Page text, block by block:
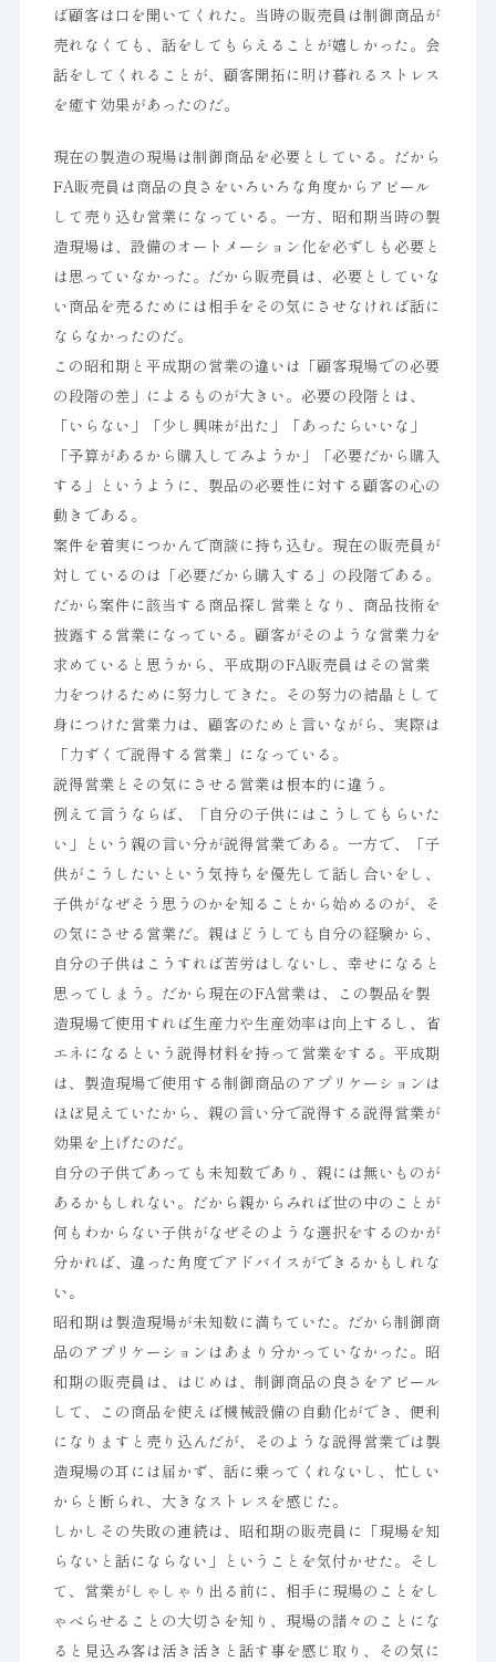
ば顧客は口を開いてくれた。当時の販売員は制御商品が
売れなくても、話をしてもらえることが嬉しかった。会
話をしてくれることが、顧客開拓に明け暮れるストレス
を癒す効果があったのだ。
現在の製造の現場は制御商品を必要としている。だから
FA販売員は商品の良さをいろいろな角度からアピール
して売り込む営業になっている。一方、昭和期当時の製
造現場は、設備のオートメーション化を必ずしも必要と
は思っていなかった。だから販売員は、必要としていな
い商品を売るためには相手をその気にさせなければ話に
ならなかったのだ。
この昭和期と平成期の営業の違いは「顧客現場での必要
の段階の差」によるものが大きい。必要の段階とは、
「いらない」「少し興味が出た」「あったらいいな」
「予算があるから購入してみようか」「必要だから購入
する」というように、製品の必要性に対する顧客の心の
動きである。
案件を着実につかんで商談に持ち込む。現在の販売員が
対しているのは「必要だから購入する」の段階である。
だから案件に該当する商品探し営業となり、商品技術を
披露する営業になっている。顧客がそのような営業力を
求めていると思うから、平成期のFA販売員はその営業
力をつけるために努力してきた。その努力の結晶として
身につけた営業力は、顧客のためと言いながら、実際は
「力ずくで説得する営業」になっている。
説得営業とその気にさせる営業は根本的に違う。
例えて言うならば、「自分の子供にはこうしてもらいた
い」という親の言い分が説得営業である。一方で、「子
供がこうしたいという気持ちを優先して話し合いをし、
子供がなぜそう思うのかを知ることから始めるのが、そ
の気にさせる営業だ。親はどうしても自分の経験から、
自分の子供はこうすれば苦労はしないし、幸せになると
思ってしまう。だから現在のFA営業は、この製品を製
造現場で使用すれば生産力や生産効率は向上するし、省
エネになるという説得材料を持って営業をする。平成期
は、製造現場で使用する制御商品のアプリケーションは
ほぼ見えていたから、親の言い分で説得する説得営業が
効果を上げたのだ。
自分の子供であっても未知数であり、親には無いものが
あるかもしれない。だから親からみれば世の中のことが
何もわからない子供がなぜそのような選択をするのかが
分かれば、違った角度でアドバイスができるかもしれな
い。
昭和期は製造現場が未知数に満ちていた。だから制御商
品のアプリケーションはあまり分かっていなかった。昭
和期の販売員は、はじめは、制御商品の良さをアピール
して、この商品を使えば機械設備の自動化ができ、便利
になりますと売り込んだが、そのような説得営業では製
造現場の耳には届かず、話に乗ってくれないし、忙しい
からと断られ、大きなストレスを感じた。
しかしその失敗の連続は、昭和期の販売員に「現場を知
らないと話にならない」ということを気付かせた。そし
て、営業がしゃしゃり出る前に、相手に現場のことをし
ゃべらせることの大切さを知り、現場の諸々のことにな
ると見込み客は活き活きと話す事を感じ取り、その気に